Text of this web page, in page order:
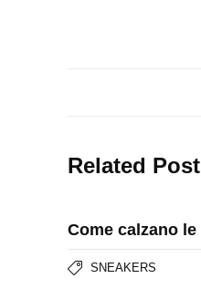
Related
Come calzano le
SNEAKERS